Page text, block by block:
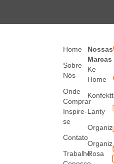
Home
Sobre
Nós
Onde
Comprar
Inspire-
se
Contato
Trabalhe
Nossas
Marcas
Ke
Home
Konfektt
Lanty
Organiz
Organiz
Rosa